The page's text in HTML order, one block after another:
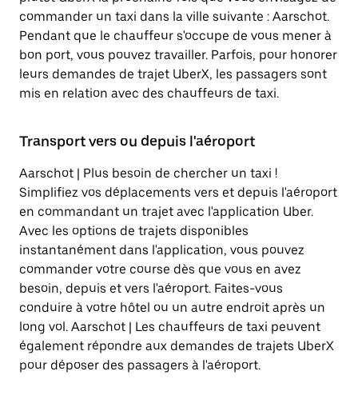
commander un taxi dans la ville suivante : Aarschot.
Pendant que le chauffeur s'occupe de vous mener à
bon port, vous pouvez travailler. Parfois, pour honorer
leurs demandes de trajet UberX, les passagers sont
mis en relation avec des chauffeurs de taxi.
Transport vers ou depuis l'aéroport
Aarschot | Plus besoin de chercher un taxi !
Simplifiez vos déplacements vers et depuis l'aéroport
en commandant un trajet avec l'application Uber.
Avec les options de trajets disponibles
instantanément dans l'application, vous pouvez
commander votre course dès que vous en avez
besoin, depuis et vers l'aéroport. Faites-vous
conduire à votre hôtel ou un autre endroit après un
long vol. Aarschot | Les chauffeurs de taxi peuvent
également répondre aux demandes de trajets UberX
pour déposer des passagers à l'aéroport.